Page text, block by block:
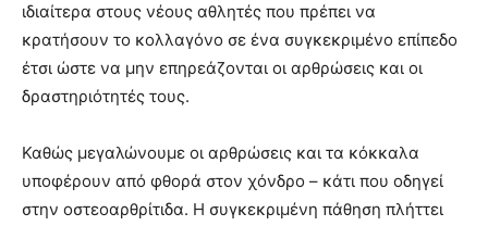
ιδιαίτερα στους νέους αθλητές που πρέπει να
κρατήσουν το κολλαγόνο σε ένα συγκεκριμένο επίπεδο
έτσι ώστε να μην επηρεάζονται οι αρθρώσεις και οι
δραστηριότητές τους.
Καθώς μεγαλώνουμε οι αρθρώσεις και τα κόκκαλα
υποφέρουν από φθορά στον χόνδρο – κάτι που οδηγεί
στην οστεοαρθρίτιδα. Η συγκεκριμένη πάθηση πλήττει